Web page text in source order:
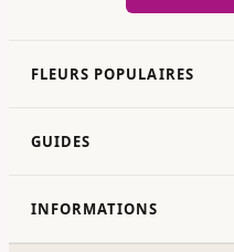
FLEURS POPULAIRES
GUIDES
INFORMATIONS